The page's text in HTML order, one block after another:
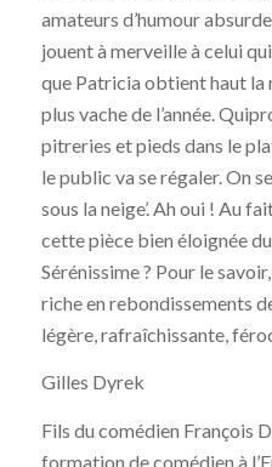
amateurs d’humour
jouent à merveille à celui
que Patricia obtient haut la
plus vache de l’année.
pitreries et pieds dans le
le public va se régaler. On
sous la neige’. Ah oui ! Au
cette pièce bien éloignée
Sérénissime ? Pour le
riche en rebondissements
légère, rafraîchissante,
Gilles Dyrek
Fils du comédien François
formation de comédien à